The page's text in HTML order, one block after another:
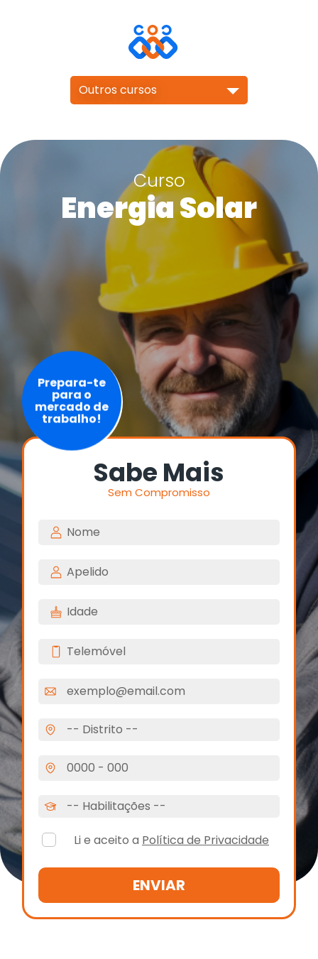
Outros cursos
Curso
Energia Solar
Prepara-te
para o
mercado de
trabalho!
Sabe Mais
Sem Compromisso
Li e aceito a Política de Privacidade